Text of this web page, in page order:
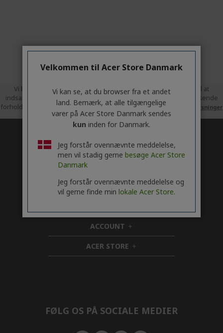
Vi bruger Trusted Shops som en uafhængig serviceudbyder til at
indsamle anmeldelser. Trusted Shops har truffet rimelige og passende
forholdsregler for at sikre, at dette er ægte anmeldelser.
Flere oplysninger
tilgængeligheden af apps kan variere efter område. Visse funktioner kræver
specifik hardware (se
https://www.microsoft.com/da-dk/windows/windows-11-specifications).
ACER h
d
e
n
i
d
e
n
ACCOUNT h
i
d
d
ACER STORE h
i
FØLG OS PÅ SOCIALE MEDIER
Velkommen til Acer Store Danmark
Vi kan se, at du browser fra et andet
land. Bemærk, at alle tilgængelige
varer på Acer Store Danmark sendes
kun inden for Danmark.
Jeg forstår ovennævnte meddelelse,
men vil stadig gerne besøge Acer Store
Danmark
Jeg forstår ovennævnte meddelelse og
vil gerne finde min lokale Acer Store.